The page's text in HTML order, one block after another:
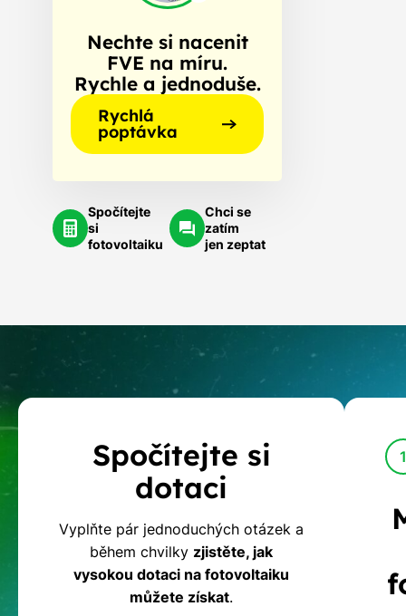
Nechte si nacenit
FVE na míru.
Rychle a jednoduše.
Rychlá
poptávka
Spočítejte
si
fotovoltaiku
Chci se
zatím
jen zeptat
Kalkulačka
dotací
na
fotovoltaiku
Spočítejte si
dotaci
Vyplňte pár jednoduchých otázek a
během chvilky zjistěte, jak
vysokou dotaci na fotovoltaiku
můžete získat.
1